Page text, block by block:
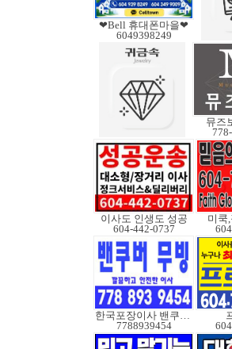
❤Bell 휴대폰마을❤
6049398249
뮤즈
이사도 인생도 성공
604-442-0737
미쿡
한국포장이사 밴쿠버무빙
7788939454